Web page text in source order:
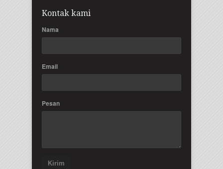
Kontak kami
Nama
Email
Pesan
Kirim